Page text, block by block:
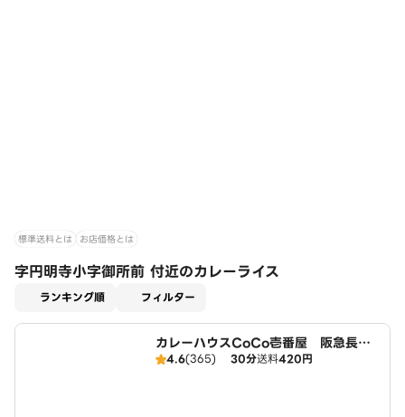
標準送料とは お店価格とは
字円明寺小字御所前 付近のカレーライス
ランキング順 フィルター
カレーハウスCoCo壱番屋 阪急長岡
天神駅前店
4.6(365) 30分送料420円